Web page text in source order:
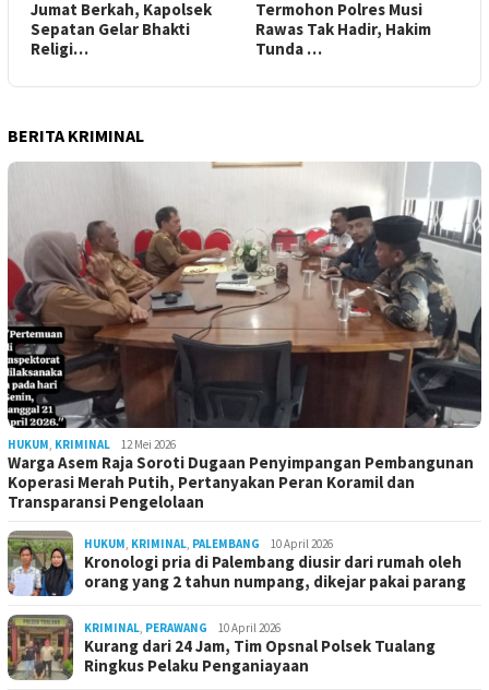
Jumat Berkah, Kapolsek
Sepatan Gelar Bhakti
Religi…
Termohon Polres Musi
Rawas Tak Hadir, Hakim
Tunda …
BERITA KRIMINAL
HUKUM, KRIMINAL 12 Mei 2026
Warga Asem Raja Soroti Dugaan Penyimpangan Pembangunan
Koperasi Merah Putih, Pertanyakan Peran Koramil dan
Transparansi Pengelolaan
HUKUM, KRIMINAL, PALEMBANG 10 April 2026
Kronologi pria di Palembang diusir dari rumah oleh
orang yang 2 tahun numpang, dikejar pakai parang
KRIMINAL, PERAWANG 10 April 2026
Kurang dari 24 Jam, Tim Opsnal Polsek Tualang
Ringkus Pelaku Penganiayaan